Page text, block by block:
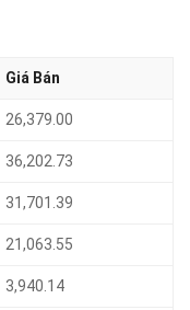
Giá Bán
26,379.00
36,202.73
31,701.39
21,063.55
3,940.14